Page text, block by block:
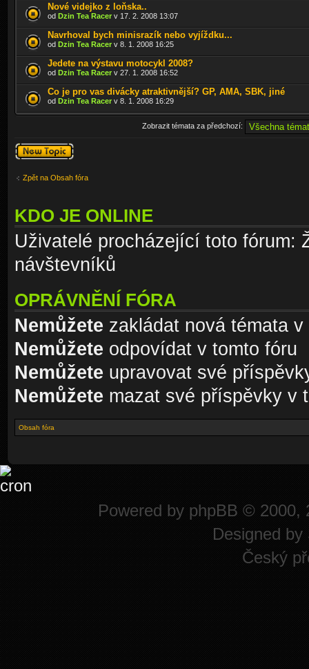
Nové videjko z loňska..
od Dzin Tea Racer v 17. 2. 2008 13:07
Navrhoval bych minisrazík nebo vyjíždku...
od Dzin Tea Racer v 8. 1. 2008 16:25
Jedete na výstavu motocykl 2008?
od Dzin Tea Racer v 27. 1. 2008 16:52
Co je pro vas divácky atraktivnější? GP, AMA, SBK, jiné
od Dzin Tea Racer v 8. 1. 2008 16:29
Zobrazit témata za předchozí:
Odeslat nové
téma
Zpět na Obsah fóra
KDO JE ONLINE
Uživatelé procházející toto fórum:
návštevníků
OPRÁVNĚNÍ FÓRA
Nemůžete zakládat nová témata
Nemůžete odpovídat v tomto fóru
Nemůžete upravovat své
Nemůžete mazat své příspěvky v
Obsah fóra
Powered by phpBB © 2000,
Designed by
Český